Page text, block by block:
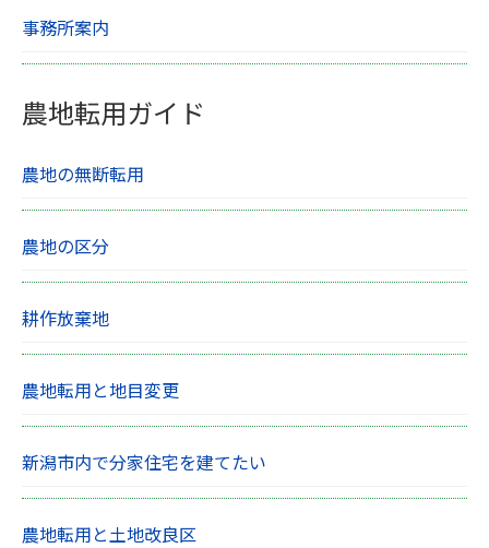
事務所案内
農地転用ガイド
農地の無断転用
農地の区分
耕作放棄地
農地転用と地目変更
新潟市内で分家住宅を建てたい
農地転用と土地改良区